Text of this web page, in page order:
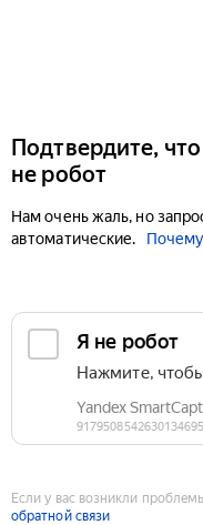
Подтвердите,
не робот
Нам очень жаль, но
автоматические.
Если у вас возникли
обратной связи